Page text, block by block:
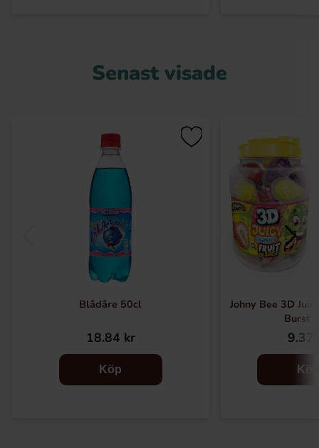
Senast visade
Blådåre 50cl
18.84 kr
Köp
Johny Bee 3D
Burst
9.37
Köp